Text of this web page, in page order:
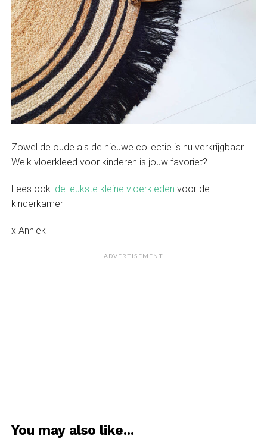
Zowel de oude als de nieuwe collectie is nu verkrijgbaar.
Welk vloerkleed voor kinderen is jouw favoriet?
Lees ook: de leukste kleine vloerkleden voor de
kinderkamer
x Anniek
ADVERTISEMENT
You may also like...